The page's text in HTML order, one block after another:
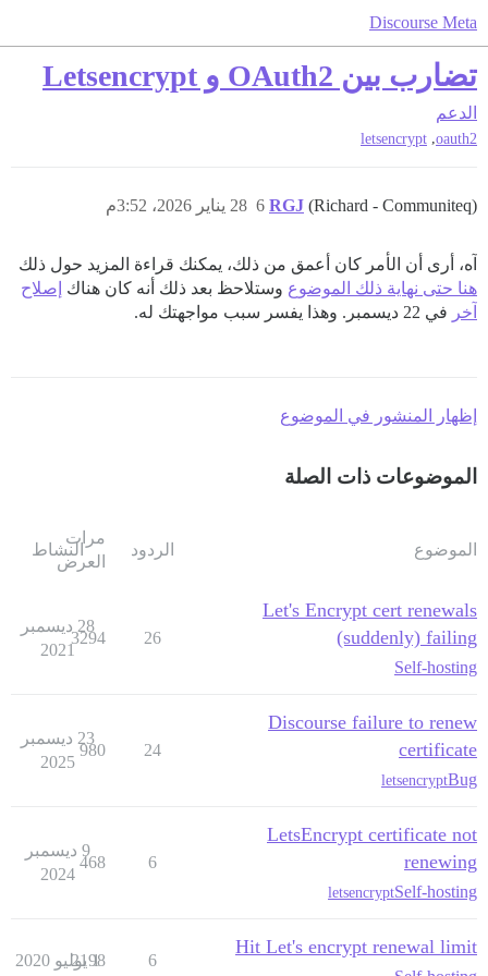
Discourse Meta
تضارب بين OAuth2 و Letsencrypt
الدعم
oauth2
,
letsencrypt
RGJ (Richard - Communiteq) 28 يناير 2026، 3:52م 6
آه، أرى أن الأمر كان أعمق من ذلك، يمكنك قراءة المزيد حول ذلك
هنا حتى نهاية ذلك الموضوع وستلاحظ بعد ذلك أنه كان هناك إصلاح
آخر في 22 ديسمبر. وهذا يفسر سبب مواجهتك له.
إظهار المنشور في الموضوع
الموضوعات ذات الصلة
الموضوع الردود
مرات
العرض
النشاط
Let's Encrypt cert renewals
(suddenly) failing
Self-hosting
26
3294
28 ديسمبر
2021
Discourse failure to renew
certificate
Bug
letsencrypt
24
980
23 ديسمبر
2025
LetsEncrypt certificate not
renewing
Self-hosting
letsencrypt
6
468
9 ديسمبر
2024
Hit Let's encrypt renewal limit
6
2198
1 يوليو 2020